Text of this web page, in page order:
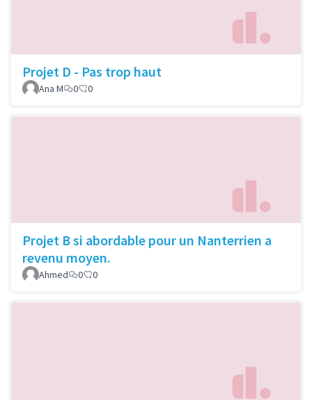
Projet D - Pas trop haut
Ana M 0 0
Projet B si abordable pour un Nanterrien a
revenu moyen.
Ahmed 0 0